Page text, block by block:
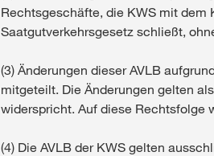
Rechtsgeschäfte, die KWS mit dem
Saatgutverkehrsgesetz schließt,
(3) Änderungen dieser AVLB
mitgeteilt. Die Änderungen gelten
widerspricht. Auf diese Rechtsfolge
(4) Die AVLB der KWS gelten